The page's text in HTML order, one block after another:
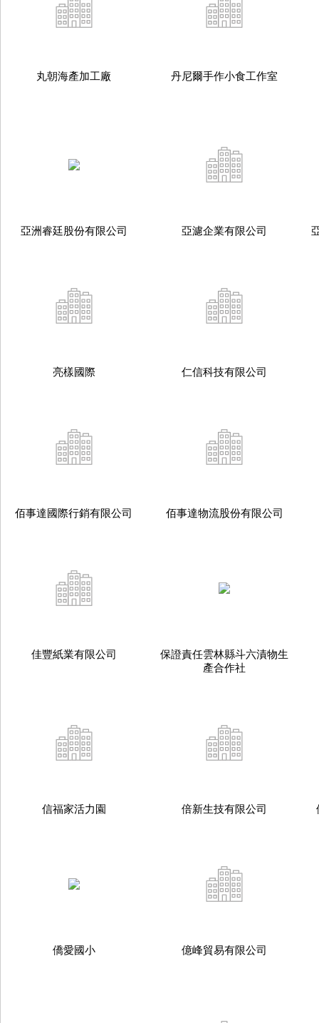
丸朝海產加工廠 丹尼爾手作小食工作室
亞洲睿廷股份有限公司 亞濾企業有限公司
亮樣國際 仁信科技有限公司
佰事達國際行銷有限公司 佰事達物流股份有限公司
佳豐紙業有限公司
保證責任雲林縣斗六漬物生
產合作社
信福家活力園 倍新生技有限公司
僑愛國小 億峰貿易有限公司